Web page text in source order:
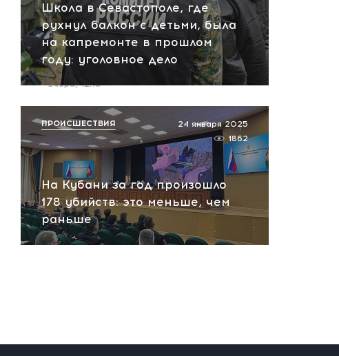
Масштабная атака на
Ярославскую область!
Обломки БПЛА вызвали
пожар на НПЗ
вчера, 12:18
Школа в Севастополе, где
рухнул балкон с детьми, была
на капремонте в прошлом
году: уголовное дело
На Кубани за год произошло
178 убийств: это меньше, чем
раньше
24 января 2025
1862
ПРОИСШЕСТВИЯ